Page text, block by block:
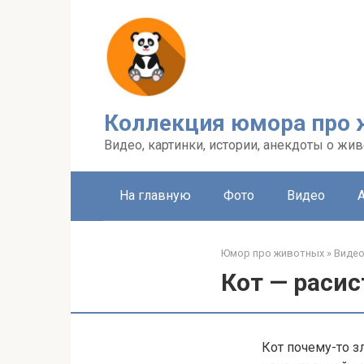
Коллекция юмора про
Видео, картинки, истории, анекдоты о
На главную Фото Видео
Юмор про животных » Видео
Кот —
Кот почему-то